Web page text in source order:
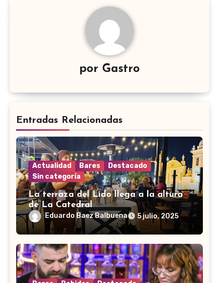
por Gastro
Entradas Relacionadas
Actualidad Bares
Destacado
Sin categoría
La terraza del Lido llega a la altura
de La Catedral
Eduardo Baez Balbuena 5 julio, 2025